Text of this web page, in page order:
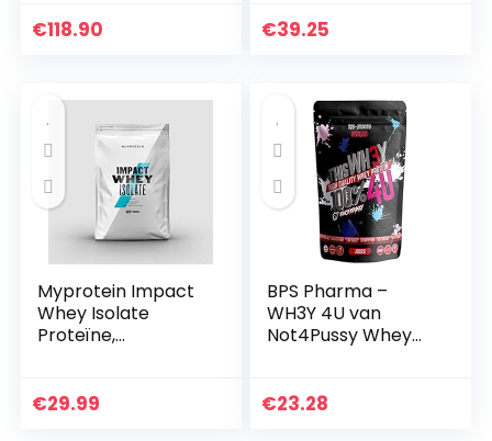
spijsverteringsenzy
€118.90 €39.25
Myprotein Impact
Whey Isolate
Proteïne,
€29.99
BPS Pharma –
WH3Y 4U van
Not4Pussy Whey
Muffin Style)
€23.28